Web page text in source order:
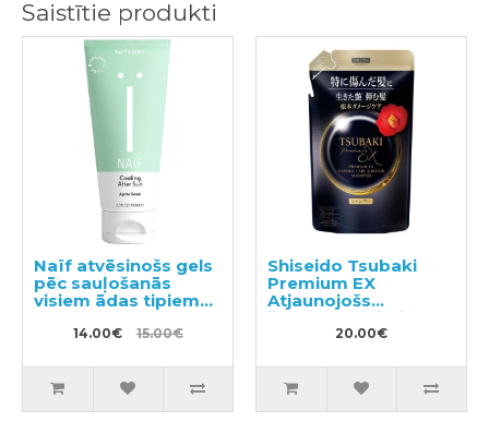
Saistītie produkti
Naïf atvēsinošs gels
pēc sauļošanās
visiem ādas tipiem
14.00€ 15.00€
Shiseido Tsubaki
Premium EX
Atjaunojošs
šampūns bojātiem
matiem pildviela
20.00€